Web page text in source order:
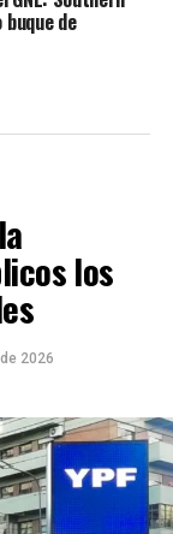
de
los
2026